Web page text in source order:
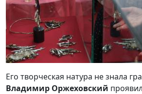
Его творческая натура не знала
Владимир Оржеховский